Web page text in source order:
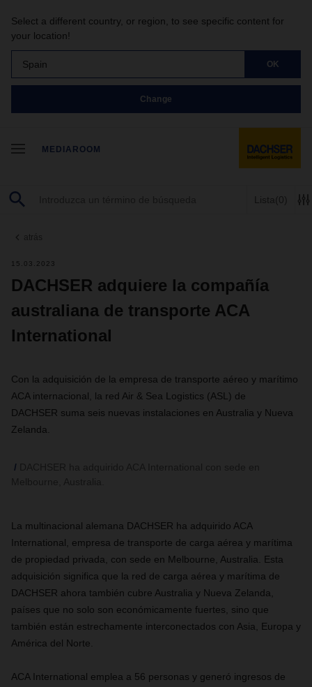
Select a different country, or region, to see specific content for
your location!
Spain OK
Change
MEDIAROOM
Lista (0)
atrás
15.03.2023
DACHSER adquiere la compañía
australiana de transporte ACA
International
Con la adquisición de la empresa de transporte aéreo y marítimo
ACA internacional, la red Air & Sea Logistics (ASL) de
DACHSER suma seis nuevas instalaciones en Australia y Nueva
Zelanda.
La multinacional alemana DACHSER ha adquirido ACA
International, empresa de transporte de carga aérea y marítima
de propiedad privada, con sede en Melbourne, Australia. Esta
adquisición significa que la red de carga aérea y marítima de
DACHSER ahora también cubre Australia y Nueva Zelanda,
países que no solo son económicamente fuertes, sino que
también están estrechamente interconectados con Asia, Europa y
América del Norte.
ACA International emplea a 56 personas y generó ingresos de